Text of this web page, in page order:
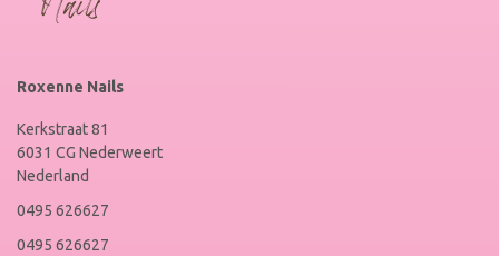
Roxenne Nails
Kerkstraat 81
6031 CG Nederweert
Nederland
0495 626627
0495 626627